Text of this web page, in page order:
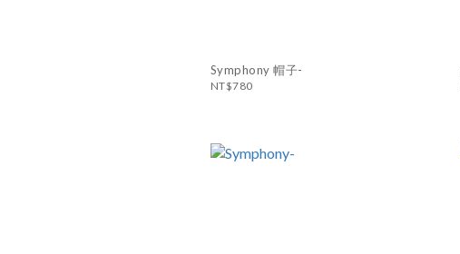
Symphony 帽子-
NT$780